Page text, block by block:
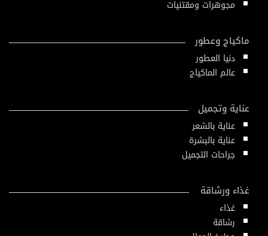
مجوهرات ومقتنيات
ماكياج وعطور
دنيا العطور
عالم الماكياج
عناية وتجميل
عناية بالشعر
عناية بالبشرة
جراحات التجميل
غذاء ورشاقة
غذاء
رشاقة